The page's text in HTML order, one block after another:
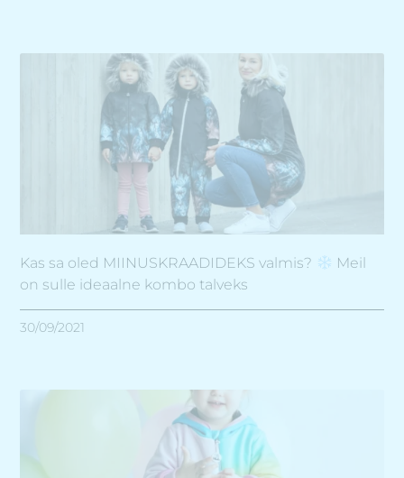
Kas sa oled MIINUSKRAADIDEKS valmis?
Meil
on sulle ideaalne kombo talveks
30/09/2021